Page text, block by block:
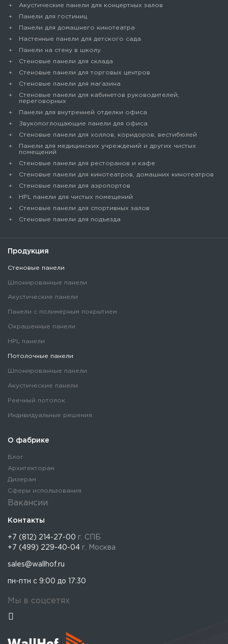
Акустические панели для концертных залов
Панели для гостиниц
Панели для домашнего кинотеатра
Настенные панели для детского сада
Панели на стену в школу
Стеновые панели для склада
Cтеновые панели для торговых центров
Стеновые панели для магазина
Стеновые панели для кабинетов руководителей,
переговорных
Панели для внутренней отделки офиса
Звукопоглощающие панели для офиса
Стеновые панели для холлов, коридоров, вестибюлей
Панели для медицинских учреждений и других чистых
помещений
Стеновые панели для ресторанов и кафе
Стеновые панели для кинотеатров, домашних кинотеатров
Стеновые панели для аэропортов
HPL панели для чистых помещений
Стеновые панели для спортивных залов
Стеновые панели для подъезда
Контакты
+7 (812) 214-27-00 г. СПБ
+7 (499) 229-40-04 г. Москва
sales@wallhof.ru
пн-птн с 9:00 до 17:30
Мы в соцсетях
Продукция
Стеновые панели
Шпонированные панели
Акустические панели
Панели с полимерным покрытием
Окрашенные панели
HPL панели
Потолочные панели
Шпонированные панели
Акустические панели
Реечный потолок
Индивидуальные решения
О фабрике
Блог
Архитекторам
Дилерам
Сферы использования
Вакансии